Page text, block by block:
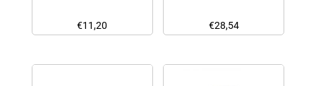
€11,20 €28,54